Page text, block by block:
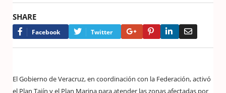
SHARE
Facebook Twitter Google+PinterestLinkedIn
El Gobierno de Veracruz, en coordinación con la Federación, activó
el Plan Tajín y el Plan Marina para atender las zonas afectadas por